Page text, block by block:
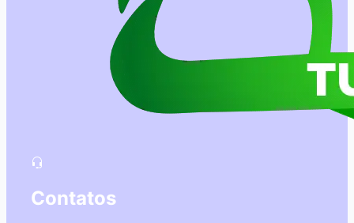
Contatos